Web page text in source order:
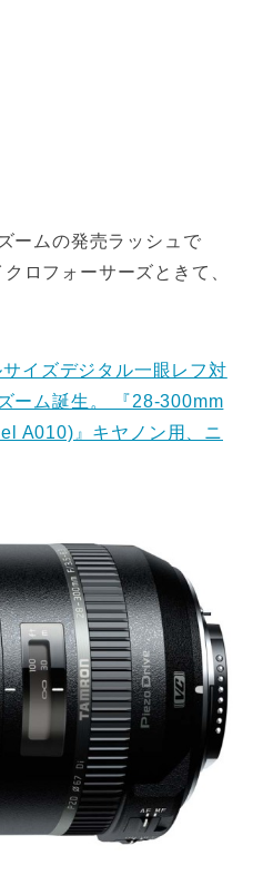
ームの発売ラッシュで
ロフォーサーズときて、
イズデジタル一眼レフ対
ーム誕生。 『28-300mm
A010)』キヤノン用、ニ